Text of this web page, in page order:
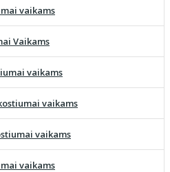
vaikams
Vaikams
vaikams
vaikams
vaikams
vaikams